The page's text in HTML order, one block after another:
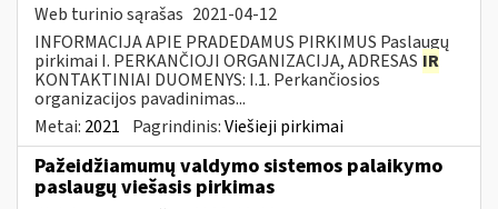
Web turinio sąrašas 2021-04-12
INFORMACIJA APIE PRADEDAMUS PIRKIMUS Paslaugų
pirkimai I. PERKANČIOJI ORGANIZACIJA, ADRESAS IR
KONTAKTINIAI DUOMENYS: I.1. Perkančiosios
organizacijos pavadinimas...
Metai: 2021 Pagrindinis:Viešieji pirkimai
Pažeidžiamumų valdymo sistemos palaikymo
paslaugų viešasis pirkimas